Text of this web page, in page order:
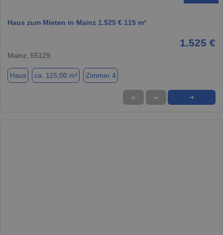
Haus zum Mieten in Mainz 1.525 € 115 m²
1.525 €
Mainz, 55129
Haus ca. 115,00 m² Zimmer 4
★ ➦ ➜